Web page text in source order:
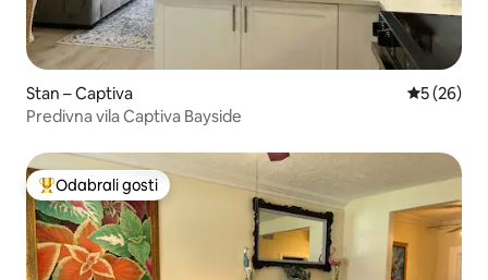
Stan – Captiva Prosječna
5 (26)
Predivna vila Captiva Bayside
Među najviše rangiranima s oznakom „Odabrali gosti”
Odabrali gosti